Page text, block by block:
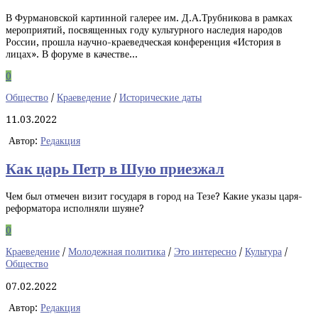
В Фурмановской картинной галерее им. Д.А.Трубникова в рамках
мероприятий, посвященных году культурного наследия народов
России, прошла научно-краеведческая конференция «История в
лицах». В форуме в качестве...
0
Общество / Краеведение / Исторические даты
11.03.2022
Автор: Редакция
Как царь Петр в Шую приезжал
Чем был отмечен визит государя в город на Тезе? Какие указы царя-
реформатора исполняли шуяне?
0
Краеведение / Молодежная политика / Это интересно / Культура /
Общество
07.02.2022
Автор: Редакция